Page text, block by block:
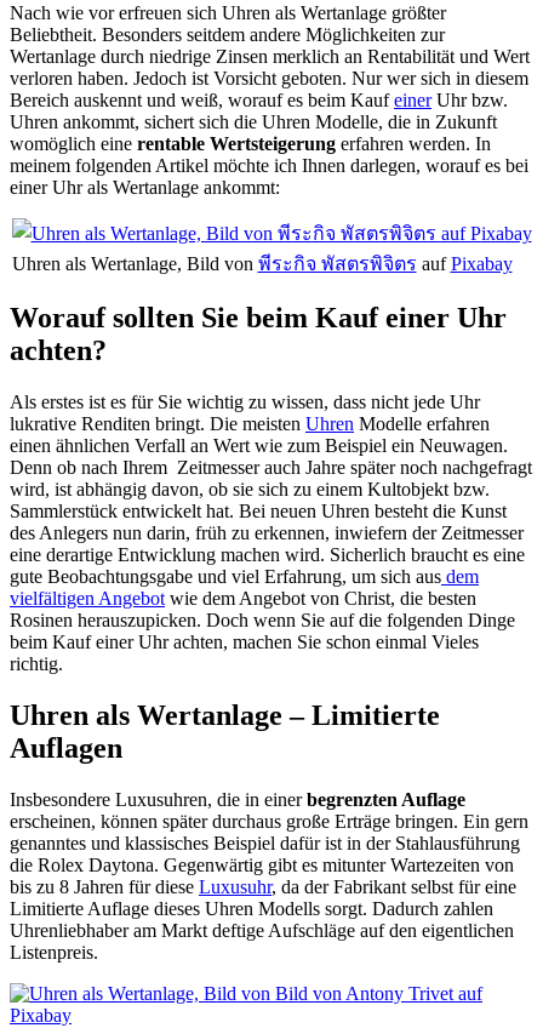
Nach wie vor erfreuen sich Uhren als Wertanlage größter
Beliebtheit. Besonders seitdem andere Möglichkeiten zur
Wertanlage durch niedrige Zinsen merklich an Rentabilität und Wert
verloren haben. Jedoch ist Vorsicht geboten. Nur wer sich in diesem
Bereich auskennt und weiß, worauf es beim KaufeinerUhr bzw.
Uhren ankommt, sichert sich die Uhren Modelle, die in Zukunft
womöglich eine rentable Wertsteigerung erfahren werden. In
meinem folgenden Artikel möchte ich Ihnen darlegen, worauf es bei
einer Uhr als Wertanlage ankommt:
Uhren als Wertanlage, Bild von พีระกิจ พัสตรพิจิตร aufPixabay
Worauf sollten Sie beim Kauf einer Uhr
achten?
Als erstes ist es für Sie wichtig zu wissen, dass nicht jede Uhr
lukrative Renditen bringt. Die meisten Uhren Modelle erfahren
einen ähnlichen Verfall an Wert wie zum Beispiel ein Neuwagen.
Denn ob nach Ihrem Zeitmesser auch Jahre später noch nachgefragt
wird, ist abhängig davon, ob sie sich zu einem Kultobjekt bzw.
Sammlerstück entwickelt hat. Bei neuen Uhren besteht die Kunst
des Anlegers nun darin, früh zu erkennen, inwiefern der Zeitmesser
eine derartige Entwicklung machen wird. Sicherlich braucht es eine
gute Beobachtungsgabe und viel Erfahrung, um sich aus dem
vielfältigen Angebot wie dem Angebot von Christ, die besten
Rosinen herauszupicken. Doch wenn Sie auf die folgenden Dinge
beim Kauf einer Uhr achten, machen Sie schon einmal Vieles
richtig.
Uhren als Wertanlage – Limitierte
Auflagen
Insbesondere Luxusuhren, die in einerbegrenzten Auflage
erscheinen, können später durchaus große Erträge bringen. Ein gern
genanntes und klassisches Beispiel dafür ist in der Stahlausführung
die Rolex Daytona. Gegenwärtig gibt es mitunter Wartezeiten von
bis zu 8 Jahren für diese Luxusuhr, da der Fabrikant selbst für eine
Limitierte Auflage dieses Uhren Modells sorgt. Dadurch zahlen
Uhrenliebhaber am Markt deftige Aufschläge auf den eigentlichen
Listenpreis.